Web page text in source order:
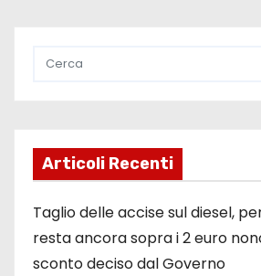
Articoli Recenti
Taglio delle accise sul diesel,
resta ancora sopra i 2 euro
sconto deciso dal Governo